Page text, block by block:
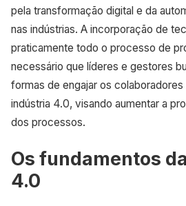
pela transformação digital e da
nas indústrias. A incorporação de
praticamente todo o processo de
necessário que líderes e gestores
formas de engajar os
indústria 4.0, visando aumentar a
dos processos.
Os fundamentos
4.0